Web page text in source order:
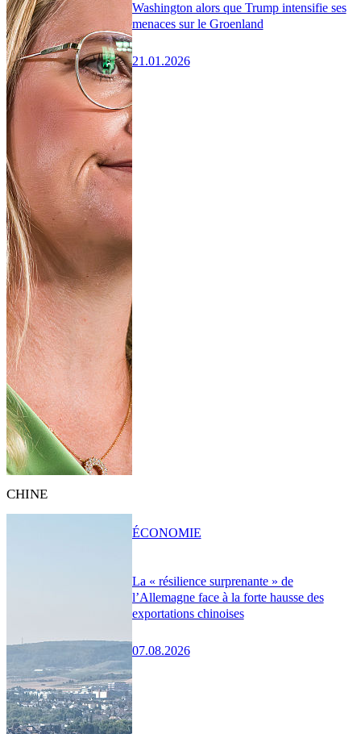
Washington alors que Trump intensifie ses
menaces sur le Groenland
21.01.2026
CHINE
La « résilience surprenante » de
l’Allemagne face à la forte hausse des
exportations chinoises
07.08.2026
ÉCONOMIE